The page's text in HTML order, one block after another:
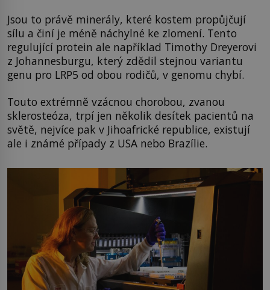
Jsou to právě minerály, které kostem propůjčují
sílu a činí je méně náchylné ke zlomení. Tento
regulující protein ale například Timothy Dreyerovi
z Johannesburgu, který zdědil stejnou variantu
genu pro LRP5 od obou rodičů, v genomu chybí.
Touto extrémně vzácnou chorobou, zvanou
sklerosteóza, trpí jen několik desítek pacientů na
světě, nejvíce pak v Jihoafrické republice, existují
ale i známé případy z USA nebo Brazílie.